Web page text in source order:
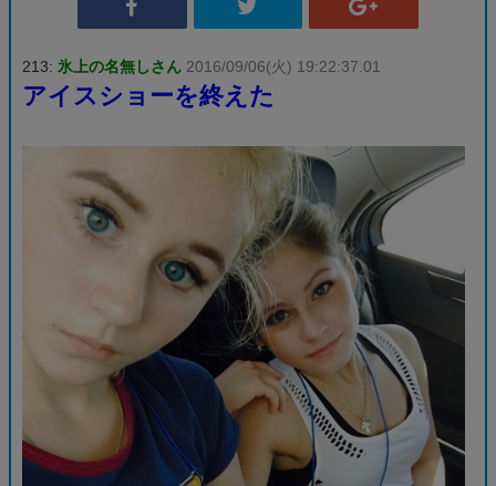
213: 氷上の名無しさん 2016/09/06(火) 19:22:37.01
アイスショーを終えた